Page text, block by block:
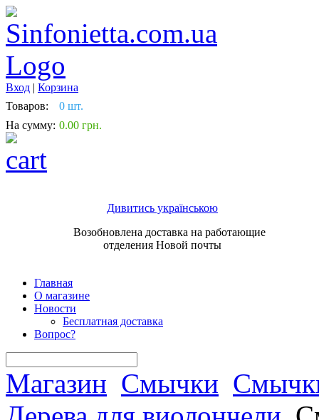
Вход | Корзина
Товаров:
0 шт.
На сумму: 0.00 грн.
Дивитись українською
Возобновлена доставка на работающие
отделения Новой почты
Главная
О магазине
Новости
Бесплатная доставка
Вопрос?
Магазин Смычки